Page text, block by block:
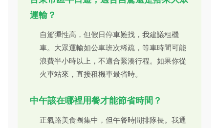
運輸？
自駕彈性高，但假日停車難找，我建議租機
車。大眾運輸如公車班次稀疏，等車時間可能
浪費半小時以上，不適合緊湊行程。如果你從
火車站來，直接租機車最省時。
中午該在哪裡用餐才能節省時間？
正氣路美食圈集中，但午餐時間排隊長。我通